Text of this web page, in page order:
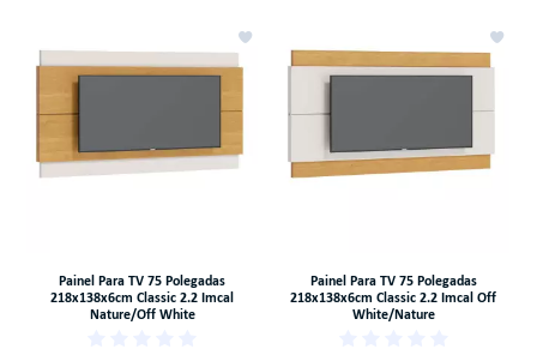
Painel Para TV 75 Polegadas
218x138x6cm Classic 2.2 Imcal
Nature/Off White
Painel Para TV 75 Polegadas
218x138x6cm Classic 2.2 Imcal Off
White/Nature